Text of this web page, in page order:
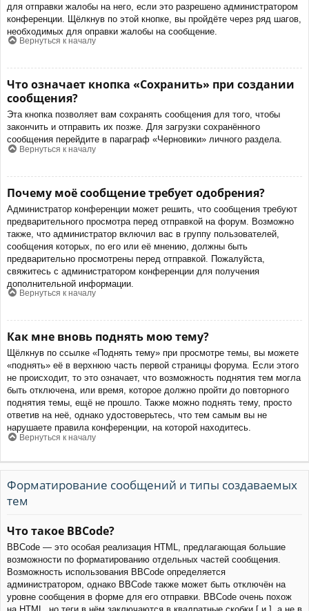
для отправки жалобы на него, если это разрешено администратором
конференции. Щёлкнув по этой кнопке, вы пройдёте через ряд шагов,
необходимых для оправки жалобы на сообщение.
Вернуться к началу
Что означает кнопка «Сохранить» при создании
сообщения?
Эта кнопка позволяет вам сохранять сообщения для того, чтобы
закончить и отправить их позже. Для загрузки сохранённого
сообщения перейдите в параграф «Черновики» личного раздела.
Вернуться к началу
Почему моё сообщение требует одобрения?
Администратор конференции может решить, что сообщения требуют
предварительного просмотра перед отправкой на форум. Возможно
также, что администратор включил вас в группу пользователей,
сообщения которых, по его или её мнению, должны быть
предварительно просмотрены перед отправкой. Пожалуйста,
свяжитесь с администратором конференции для получения
дополнительной информации.
Вернуться к началу
Как мне вновь поднять мою тему?
Щёлкнув по ссылке «Поднять тему» при просмотре темы, вы можете
«поднять» её в верхнюю часть первой страницы форума. Если этого
не происходит, то это означает, что возможность поднятия тем могла
быть отключена, или время, которое должно пройти до повторного
поднятия темы, ещё не прошло. Также можно поднять тему, просто
ответив на неё, однако удостоверьтесь, что тем самым вы не
нарушаете правила конференции, на которой находитесь.
Вернуться к началу
Форматирование сообщений и типы создаваемых
тем
Что такое BBCode?
BBCode — это особая реализация HTML, предлагающая большие
возможности по форматированию отдельных частей сообщения.
Возможность использования BBCode определяется
администратором, однако BBCode также может быть отключён на
уровне сообщения в форме для его отправки. BBCode очень похож